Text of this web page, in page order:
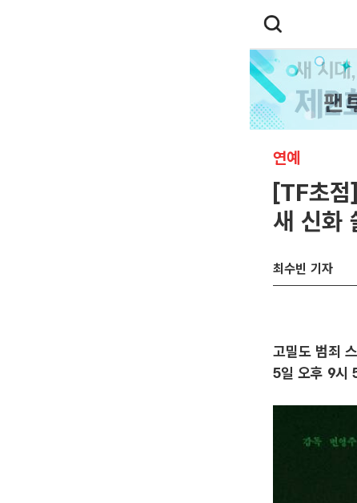
연예
[TF초
새 신화
최수빈 기자
고밀도 범죄
5일 오후 9시